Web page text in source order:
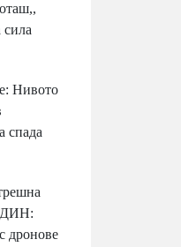
сила
Нивото
спада
дронове